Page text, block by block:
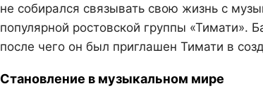
не собирался связывать свою жизнь с
популярной ростовской группы «Тимати».
после чего он был приглашен Тимати в
Становление в музыкальном мире